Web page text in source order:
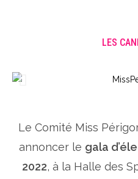
LES
Le Comité Miss
annoncer le gala
2022, à la Halle des